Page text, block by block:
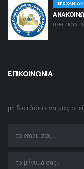
ΕΠΣ ΧΑΝΊΩΝ
ΠΕΜ 2 ΙΟΥΛ
ΕΠΙΚΟΙΝΩΝΊΑ
μη διστάσετε να μας